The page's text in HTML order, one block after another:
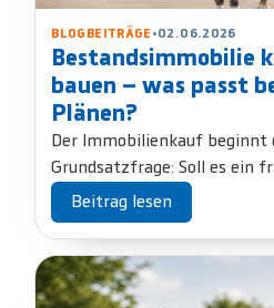
BLOGBEITRÄGE •02.06.2026
Bestandsimmobilie
bauen – was passt
Plänen?
Der Immobilienkauf
Grundsatzfrage: Soll es ein
Beitrag lesen